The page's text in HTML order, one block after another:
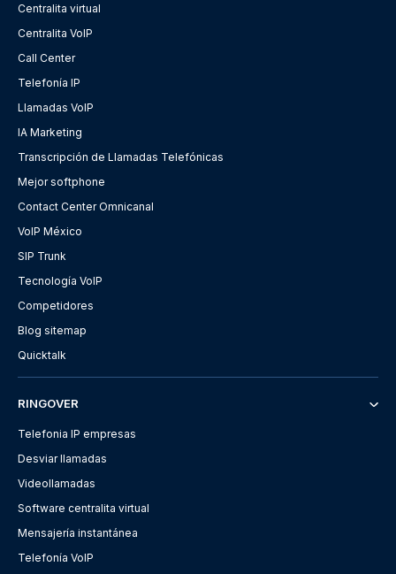
Centralita virtual
Centralita VoIP
Call Center
Telefonía IP
Llamadas VoIP
IA Marketing
Transcripción de Llamadas Telefónicas
Mejor softphone
Contact Center Omnicanal
VoIP México
SIP Trunk
Tecnología VoIP
Competidores
Blog sitemap
Quicktalk
RINGOVER
Telefonia IP empresas
Desviar llamadas
Videollamadas
Software centralita virtual
Mensajería instantánea
Telefonía VoIP